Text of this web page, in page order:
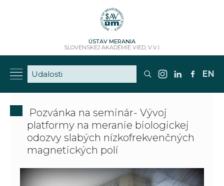
ÚSTAV MERANIA
SLOVENSKEJ AKADÉMIE VIED, V.V.I.
EN
Pozvánka na seminár- Vývoj
platformy na meranie biologickej
odozvy slabých nízkofrekvenčných
magnetických polí